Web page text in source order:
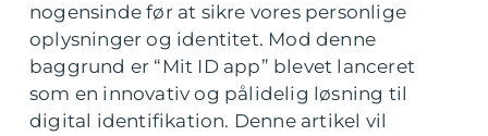
nogensinde før at sikre vores personlige
oplysninger og identitet. Mod denne
baggrund er “Mit ID app” blevet lanceret
som en innovativ og pålidelig løsning til
digital identifikation. Denne artikel vil